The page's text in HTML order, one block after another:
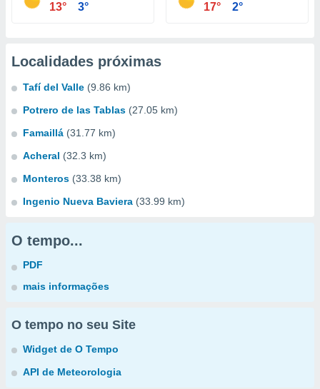
13° 3° 17° 2°
Localidades próximas
Tafí del Valle (9.86 km)
Potrero de las Tablas (27.05 km)
Famaillá (31.77 km)
Acheral (32.3 km)
Monteros (33.38 km)
Ingenio Nueva Baviera (33.99 km)
O tempo...
PDF
mais informações
O tempo no seu Site
Widget de O Tempo
API de Meteorologia